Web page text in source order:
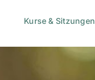
Kurse & Sitzungen